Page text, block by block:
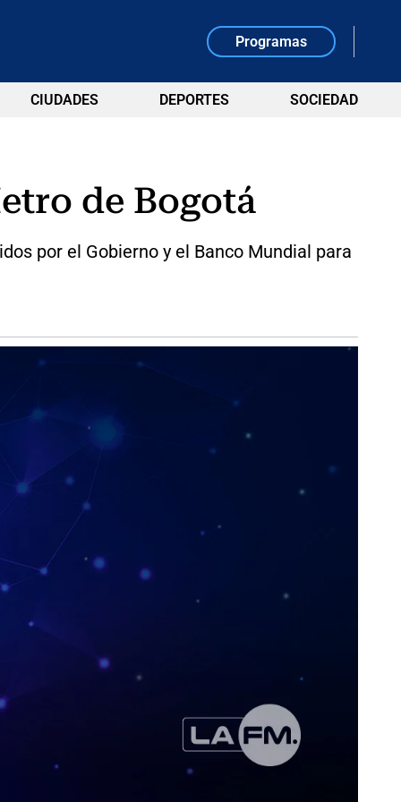
Programas
CIUDADES DEPORTES SOCIEDAD
de Bogotá
por el Gobierno y el Banco Mundial para